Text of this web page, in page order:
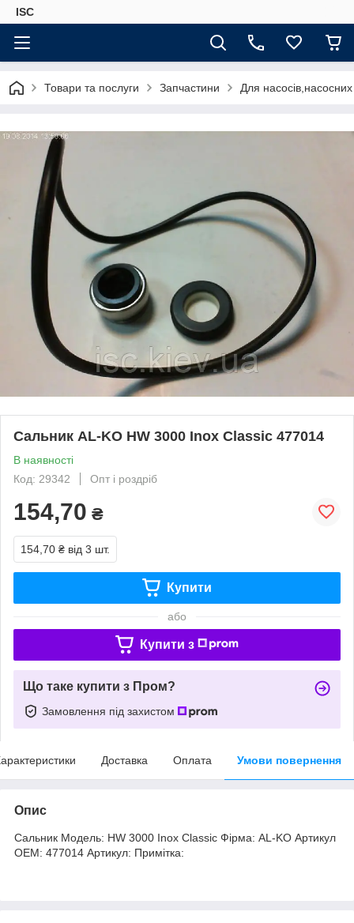
ISC
Товари та послуги Запчастини Для насосів,насосних
Сальник AL-KO HW 3000 Inox Classic 477014
В наявності
Код: 29342
Опт і роздріб
154,70 ₴
154,70 ₴ від 3 шт.
Купити
або
Купити з
Що таке купити з Пром?
Замовлення під захистом
Доставка Оплата Умови повернення
Опис
Сальник Модель: HW 3000 Inox Classic Фірма: AL-KO Артикул
OEM: 477014 Артикул: Примітка: